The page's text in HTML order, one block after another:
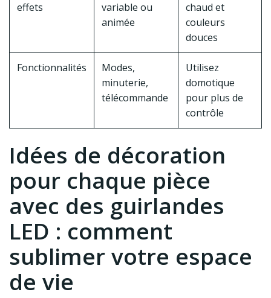
effets
variable ou
animée
chaud et
couleurs
douces
Fonctionnalités
Modes,
minuterie,
télécommande
Utilisez
domotique
pour plus de
contrôle
Idées de décoration
pour chaque pièce
avec des guirlandes
LED : comment
sublimer votre espace
de vie